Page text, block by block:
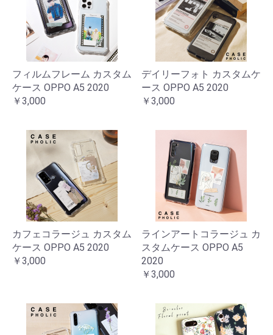
フィルムフレーム カスタム
ケース OPPO A5 2020
￥3,000
デイリーフォト カスタムケ
ース OPPO A5 2020
￥3,000
カフェコラージュ カスタム
ケース OPPO A5 2020
￥3,000
ラインアートコラージュ カ
スタムケース OPPO A5
2020
￥3,000